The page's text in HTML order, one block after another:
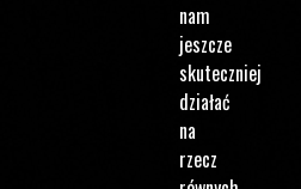
nam
jeszcze
skuteczniej
działać
na
rzecz